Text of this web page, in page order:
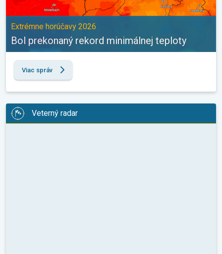
Extrémne horúčavy 2026
Bol prekonaný rekord minimálnej teploty
Viac správ
Veterný radar